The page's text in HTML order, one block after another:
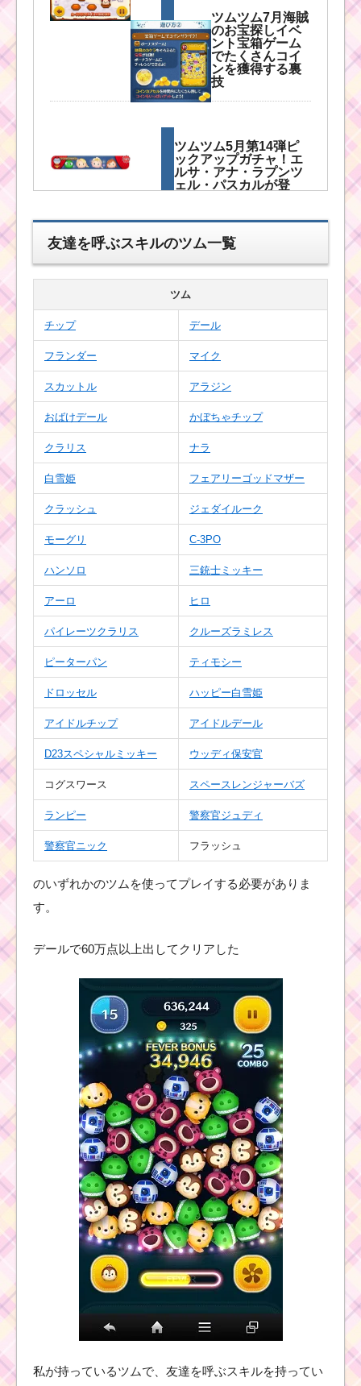
ツムツム7月海賊
のお宝探しイベ
ント宝箱ゲーム
でたくさんコイ
ンを獲得する裏
技
ツムツム5月第14弾ピ
ックアップガチャ！エ
ルサ・アナ・ラプンツ
ェル・パスカルが登
ツムツム8月イベント
キャラクターボーナス
値と有利なキャラ
黄色のツムで合計3個の
すすめツム
帽子をかぶったツムで
く稼ぐための方法
かぼちゃが出るスキル
で1プレイでツムを510
個消すミッションを攻
略するツム
リボンを付けたツムで
1800コインを稼ぐ方法
ツムツムズートピアイ
ベントでジグソーハー
トをいつでも効率よく
耳が丸いツムで50コン
ボするミッションを攻
略する
キングダムハーツシリ
ーズでスキルを10回使
うミッションを攻略す
るツム
iPhone6sに機種変更し
たらツムツムで不具
合！マイツムが変更で
きない･タップしても動
きが鈍い！
鼻が黒いツムを110個
消すミッションを攻略
するツム
スターウォーズイベン
トパート2の有利なツム
の加算率一覧
友達を呼ぶスキルのツム一覧
ツム
チップ デール
フランダー マイク
スカットル アラジン
おばけデール かぼちゃチップ
クラリス ナラ
白雪姫 フェアリーゴッドマザー
クラッシュ ジェダイルーク
モーグリ C-3PO
ハンソロ 三銃士ミッキー
アーロ ヒロ
パイレーツクラリス クルーズラミレス
ピーターパン ティモシー
ドロッセル ハッピー白雪姫
アイドルチップ アイドルデール
D23スペシャルミッキー ウッディ保安官
コグスワース スペースレンジャーバズ
ランピー 警察官ジュディ
警察官ニック フラッシュ
のいずれかのツムを使ってプレイする必要がありま
す。
デールで60万点以上出してクリアした
私が持っているツムで、友達を呼ぶスキルを持ってい